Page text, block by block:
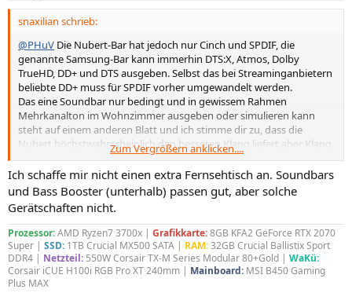
snaxilian schrieb:
@PHuV Die Nubert-Bar hat jedoch nur Cinch und SPDIF, die
genannte Samsung-Bar kann immerhin DTS:X, Atmos, Dolby
TrueHD, DD+ und DTS ausgeben. Selbst das bei Streaminganbietern
beliebte DD+ muss für SPDIF vorher umgewandelt werden.
Das eine Soundbar nur bedingt und in gewissem Rahmen
Mehrkanalton im Wohnzimmer ausgeben oder simulieren kann
steht auf einem anderen Blatt und ich stimme dir zu, dass die
Nubert höchstwahrscheinlich den besseren Klang liefert aber Klang
ausgeben ist das eine, ein halbwegs brauchbares Signal bis dahin
bekommen etwas anderes.
@RtxlerAuch 2020 kann die Physik nicht vollkommen austauschen
und große Lautsprecher machen nach wie vor mehr als nur "laut".
Was glaubst warum bei den ultra schmalen Bars überall nen Sub
dabei ist der vermutlich noch einen Teil der Mitten abdecken muss
sofern die nicht einfach untergehen?
So etwas stellt man ja auch unter den Fernseher und nicht davor
und dann wird da auch nix verdeckt.
Zum Vergrößern anklicken....
Ich schaffe mir nicht einen extra Fernsehtisch an. Soundbars
und Bass Booster (unterhalb) passen gut, aber solche
Gerätschaften nicht.
Prozessor:AMD Ryzen7 3700x | Grafikkarte:8GB KFA2 GeForce RTX 2070
Super | SSD: 1TB Crucial MX500 SATA | RAM:32GB Crucial Ballistix Sport
DDR4 | Netzteil: 550W Corsair TX-M Series Modular 80+Gold | WaKü:
Corsair iCUE H100i RGB Pro XT 240mm | Mainboard: MSI B450 Gaming
Plus MAX